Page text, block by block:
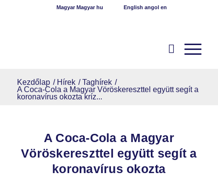
Magyar Magyar hu English angol en
Kezdőlap / Hírek / Taghírek /
A Coca-Cola a Magyar Vöröskereszttel együtt segít a
koronavírus okozta kríz...
A Coca-Cola a Magyar
Vöröskereszttel együtt segít a
koronavírus okozta